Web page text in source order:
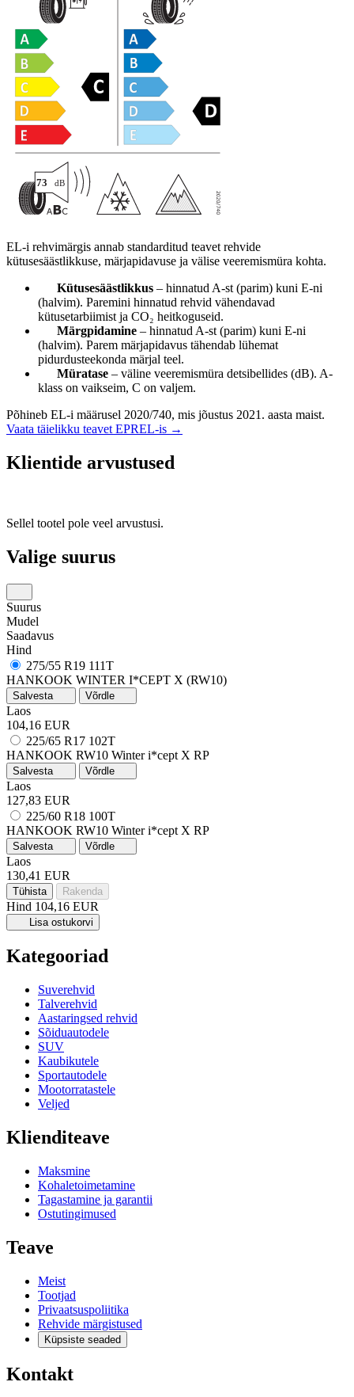
EL-i rehvimärgis annab standarditud teavet rehvide
kütusesäästlikkuse, märjapidavuse ja välise veeremismüra kohta.
Kütusesäästlikkus – hinnatud A-st (parim) kuni E-ni
(halvim). Paremini hinnatud rehvid vähendavad
kütusetarbiimist ja CO₂ heitkoguseid.
Märgpidamine – hinnatud A-st (parim) kuni E-ni
(halvim). Parem märjapidavus tähendab lühemat
pidurdusteekonda märjal teel.
Müratase – väline veeremismüra detsibellides (dB). A-
klass on vaikseim, C on valjem.
Põhineb EL-i määrusel 2020/740, mis jõustus 2021. aasta maist.
Vaata täielikku teavet EPREL-is →
Klientide arvustused
Sellel tootel pole veel arvustusi.
Valige suurus
Suurus
Mudel
Saadavus
Hind
275/55 R19 111T
HANKOOK WINTER I*CEPT X (RW10)
Salvesta Võrdle
Laos
104,16 EUR
225/65 R17 102T
HANKOOK RW10 Winter i*cept X RP
Salvesta Võrdle
Laos
127,83 EUR
225/60 R18 100T
HANKOOK RW10 Winter i*cept X RP
Salvesta Võrdle
Laos
130,41 EUR
Tühista Rakenda
Hind 104,16 EUR
Lisa ostukorvi
Kategooriad
Suverehvid
Talverehvid
Aastaringsed rehvid
Sõiduautodele
SUV
Kaubikutele
Sportautodele
Mootorratastele
Veljed
Klienditeave
Maksmine
Kohaletoimetamine
Tagastamine ja garantii
Ostutingimused
Teave
Meist
Tootjad
Privaatsuspoliitika
Rehvide märgistused
Küpsiste seaded
Kontakt